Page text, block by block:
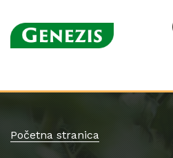
Početna stranica